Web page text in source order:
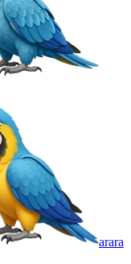
arara